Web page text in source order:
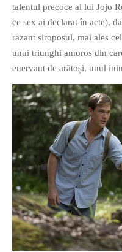
talentul precoce al lui Jojo
ce sex ai declarat în acte),
razant siroposul, mai ales
unui triunghi amoros din
enervant de arătoși, unul